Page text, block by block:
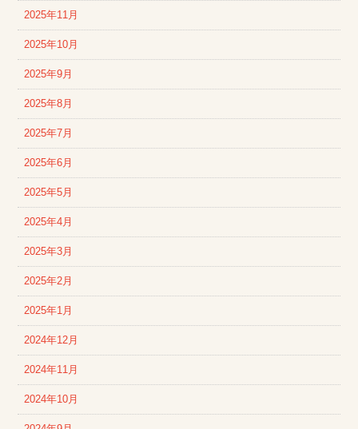
2025年11月
2025年10月
2025年9月
2025年8月
2025年7月
2025年6月
2025年5月
2025年4月
2025年3月
2025年2月
2025年1月
2024年12月
2024年11月
2024年10月